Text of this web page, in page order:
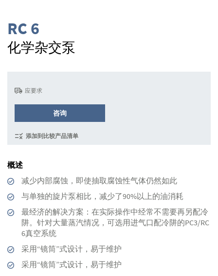
库
开
头
RC 6
化学杂交泵
概述
减少内部腐蚀，即使抽取腐蚀性气体仍然如此
与单独的旋片泵相比，减少了90%以上的油消耗
最经济的解决方案：在实际操作中经常不需要再另配冷
阱。针对大量蒸汽情况，可选用进气口配冷阱的PC3/RC
6真空系统
采用“镜筒”式设计，易于维护
采用“镜筒”式设计，易于维护
应要求
咨询
添加到比较产品清单